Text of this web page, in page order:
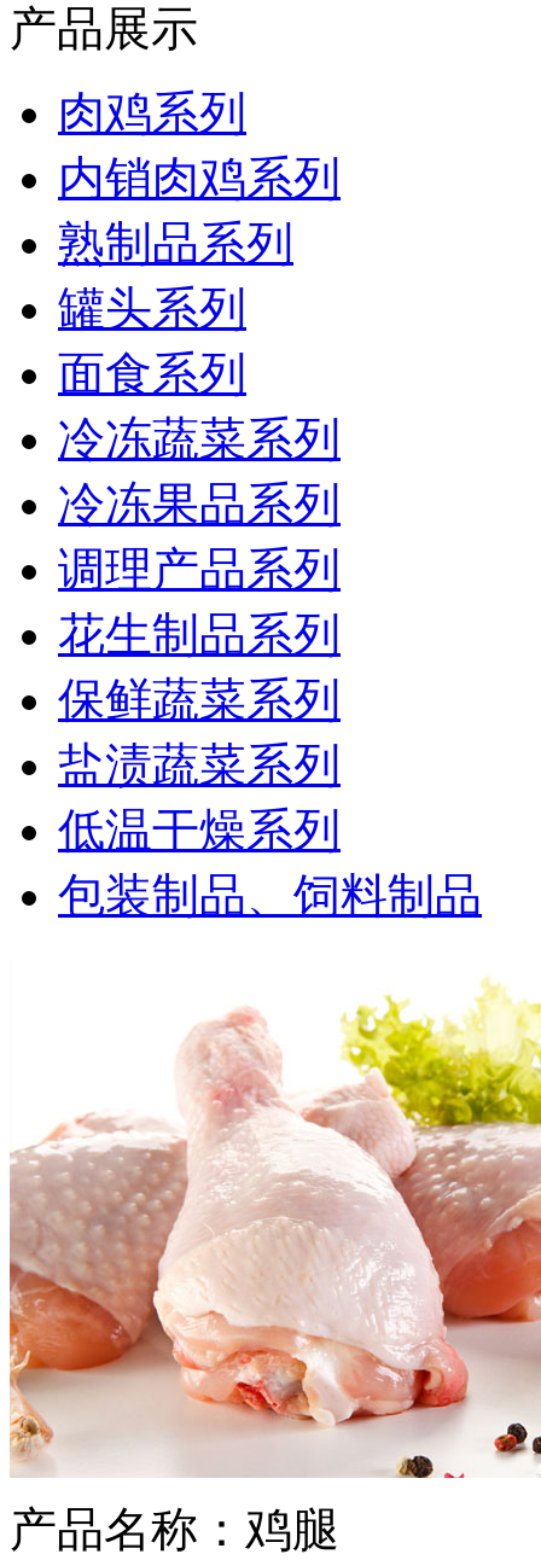
产品展示
肉鸡系列
内销肉鸡系列
熟制品系列
罐头系列
面食系列
冷冻蔬菜系列
冷冻果品系列
调理产品系列
花生制品系列
保鲜蔬菜系列
盐渍蔬菜系列
低温干燥系列
包装制品、饲料制品
产品名称： 鸡腿